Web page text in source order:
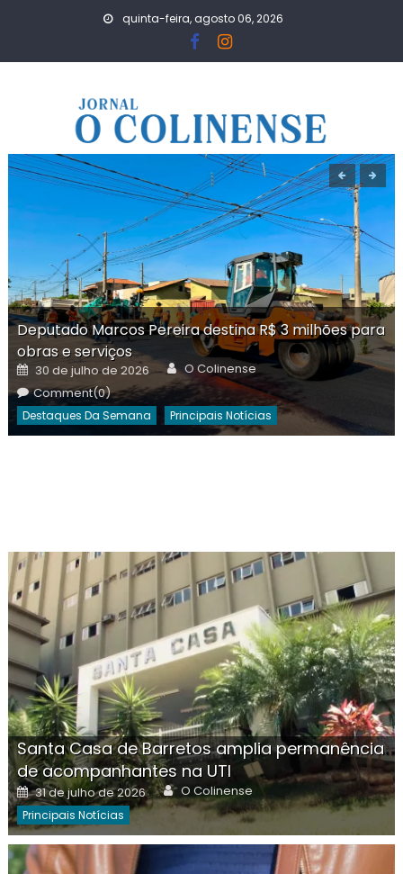
quinta-feira, agosto 06, 2026
Deputado Marcos Pereira destina R$ 3 milhões para
obras e serviços
Posted
on
30 de julho de 2026 Author
O Colinense
Comment(0)
Destaques Da Semana Principais Notícias
Santa Casa de Barretos amplia permanência
de acompanhantes na UTI
Posted
on
31 de julho de 2026 Author
O Colinense
Principais Notícias